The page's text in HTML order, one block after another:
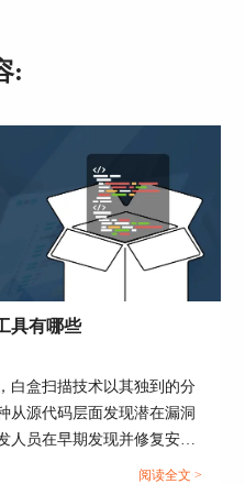
同一个WIFI。
使用外部客机扫描。
:
具有哪些
白盒扫描技术以其独到的分
从源代码层面发现潜在漏洞
人员在早期发现并修复安全
体安全性。而了解白盒扫描
阅读全文 >